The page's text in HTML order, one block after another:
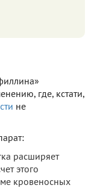
где, кстати,
не
расширяет
этого
кровеносных